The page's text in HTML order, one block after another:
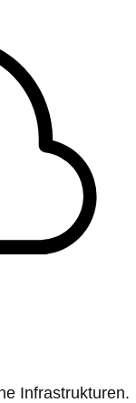
Infrastrukturen.